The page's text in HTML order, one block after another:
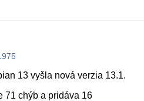
13 vyšla nová verzia 13.1.
71 chýb a pridáva 16